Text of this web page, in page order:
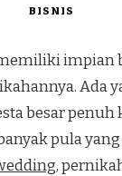
BISNIS
impian
Ada
besar penuh
pula
,